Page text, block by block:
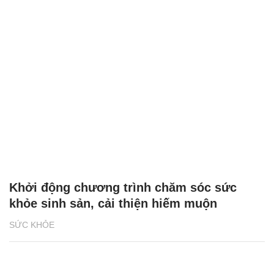
SỨC KHỎE
Khởi động chương trình chăm sóc sức
khỏe sinh sản, cải thiện hiếm muộn